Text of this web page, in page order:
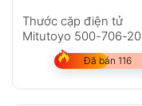
Thước cặp điện tử
Mitutoyo 500-706-20
Đã bán 116